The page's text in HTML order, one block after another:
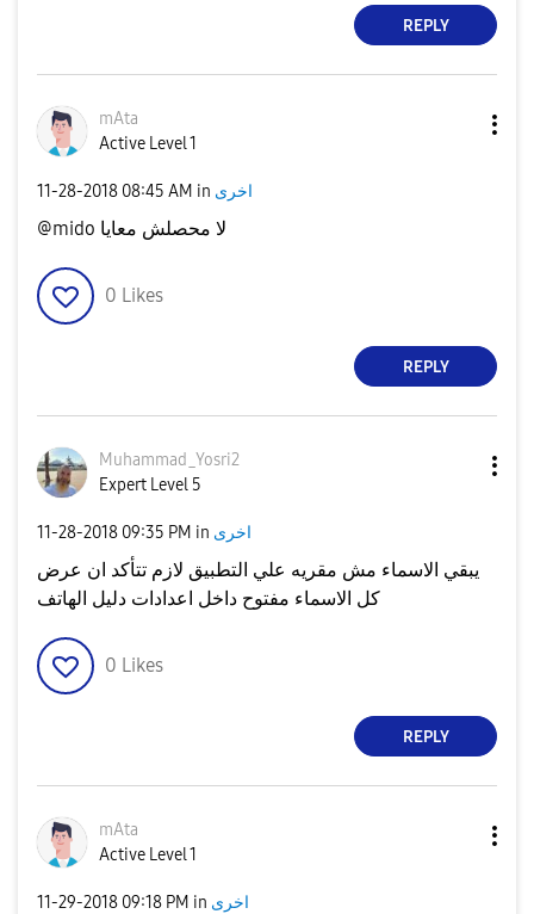
REPLY
mAta
Active Level 1
‎11-28-2018 08:45 AM in اخرى
@mido لا محصلش معايا
0 Likes
REPLY
Muhammad_Yosri2
Expert Level 5
‎11-28-2018 09:35 PM in اخرى
يبقي الاسماء مش مقريه علي التطبيق لازم تتأكد ان عرض
كل الاسماء مفتوح داخل اعدادات دليل الهاتف
0 Likes
REPLY
mAta
Active Level 1
‎11-29-2018 09:18 PM in اخرى